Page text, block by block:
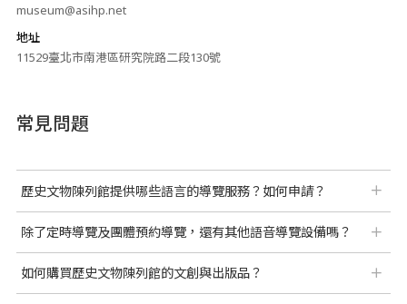
museum@asihp.net
地址
11529臺北市南港區研究院路二段130號
常見問題
歷史文物陳列館提供哪些語言的導覽服務？如何申請？
除了定時導覽及團體預約導覽，還有其他語音導覽設備嗎？
如何購買歷史文物陳列館的文創與出版品？